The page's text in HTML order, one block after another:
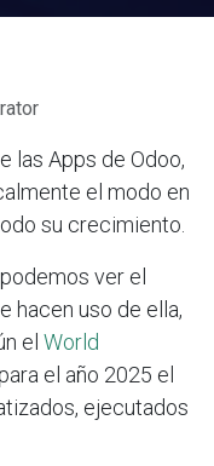
las Apps de Odoo,
el modo en
su crecimiento.
ver el
hacen uso de ella,
el World
el año 2025 el
ejecutados